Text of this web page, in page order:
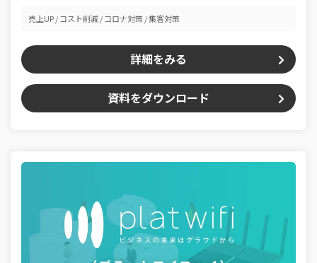
売上UP コスト削減 コロナ対策 集客対策
詳細をみる
資料をダウンロード